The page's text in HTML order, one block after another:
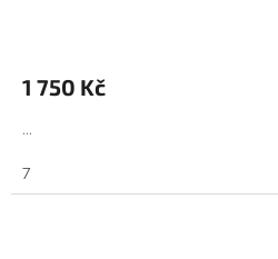
1 750 Kč
...
7